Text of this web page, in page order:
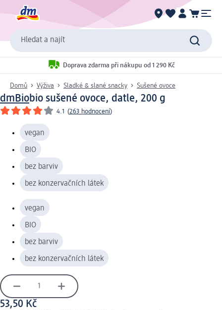
Hledat a najít
Doprava zdarma při nákupu od 1 290 Kč
Domů Výživa Sladké & slané snacky Sušené ovoce
dmBiobio sušené ovoce, datle, 200 g
4.1 (263 hodnocení)
vegan
BIO
bez barviv
bez konzervačních látek
vegan
BIO
bez barviv
bez konzervačních látek
53,50 Kč